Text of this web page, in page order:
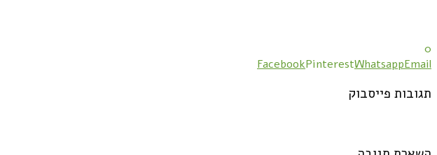
0
FacebookPinterestWhatsappEmail
תגובות פייסבוק